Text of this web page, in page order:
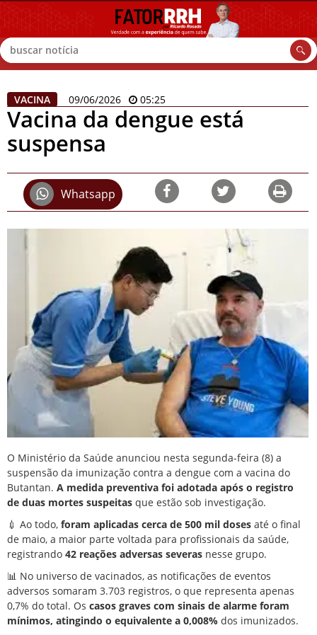
Buscar
VACINA 09/06/2026 05:25
Vacina da dengue está
suspensa
Whatsapp
O Ministério da Saúde anunciou nesta segunda-feira (8) a
suspensão da imunização contra a dengue com a vacina do
Butantan. A medida preventiva foi adotada após o registro
de duas mortes suspeitas que estão sob investigação.
💉 Ao todo, foram aplicadas cerca de 500 mil doses até o final
de maio, a maior parte voltada para profissionais da saúde,
registrando 42 reações adversas severas nesse grupo.
📊 No universo de vacinados, as notificações de eventos
adversos somaram 3.703 registros, o que representa apenas
0,7% do total. Os casos graves com sinais de alarme foram
mínimos, atingindo o equivalente a 0,008% dos imunizados.